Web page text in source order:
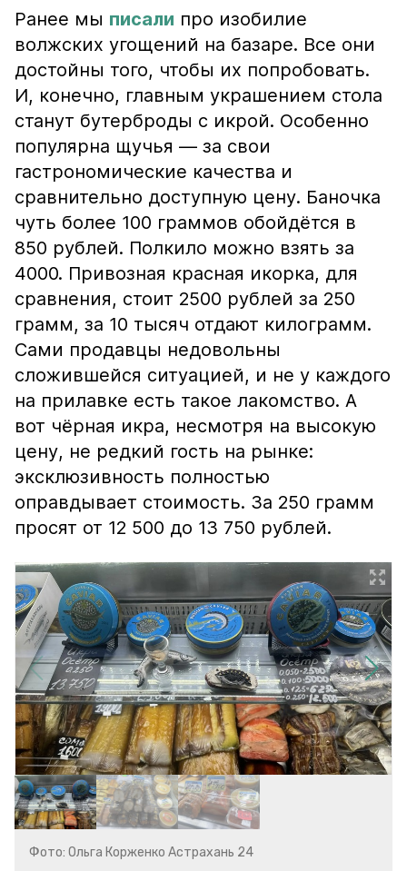
Ранее мы писали про изобилие
волжских угощений на базаре. Все они
достойны того, чтобы их попробовать.
И, конечно, главным украшением стола
станут бутерброды с икрой. Особенно
популярна щучья — за свои
гастрономические качества и
сравнительно доступную цену. Баночка
чуть более 100 граммов обойдётся в
850 рублей. Полкило можно взять за
4000. Привозная красная икорка, для
сравнения, стоит 2500 рублей за 250
грамм, за 10 тысяч отдают килограмм.
Сами продавцы недовольны
сложившейся ситуацией, и не у каждого
на прилавке есть такое лакомство. А
вот чёрная икра, несмотря на высокую
цену, не редкий гость на рынке:
эксклюзивность полностью
оправдывает стоимость. За 250 грамм
просят от 12 500 до 13 750 рублей.
Фото: Ольга Корженко Астрахань 24